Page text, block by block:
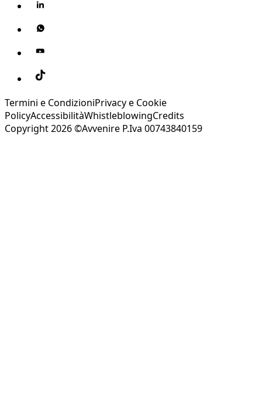
Termini e CondizioniPrivacy e Cookie
PolicyAccessibilitàWhistleblowingCredits
Copyright 2026 ©Avvenire P.Iva 00743840159